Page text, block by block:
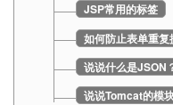
JSP常用的标签
如何防止表单重复
说说什么是JSON
说说Tomcat的模